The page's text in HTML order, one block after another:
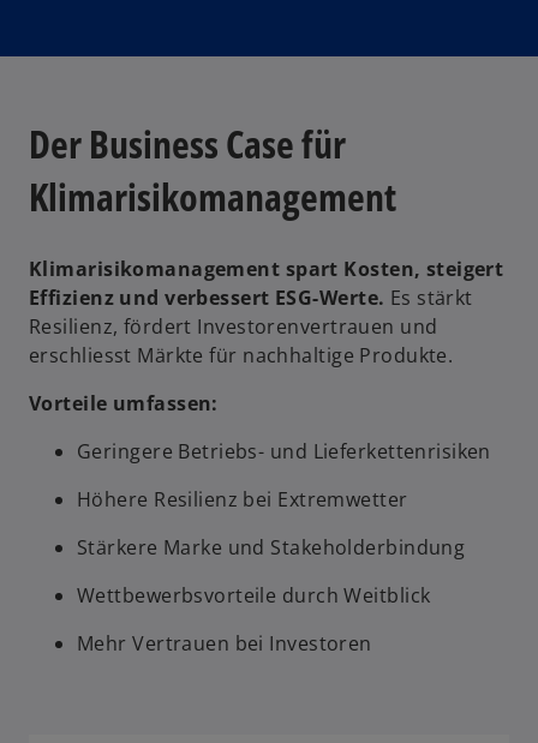
Der Business Case für
Klimarisikomanagement
Klimarisikomanagement spart Kosten, steigert
Effizienz und verbessert ESG-Werte. Es stärkt
Resilienz, fördert Investorenvertrauen und
erschliesst Märkte für nachhaltige Produkte.
Vorteile umfassen:
Geringere Betriebs- und Lieferkettenrisiken
Höhere Resilienz bei Extremwetter
Stärkere Marke und Stakeholderbindung
Wettbewerbsvorteile durch Weitblick
Mehr Vertrauen bei Investoren